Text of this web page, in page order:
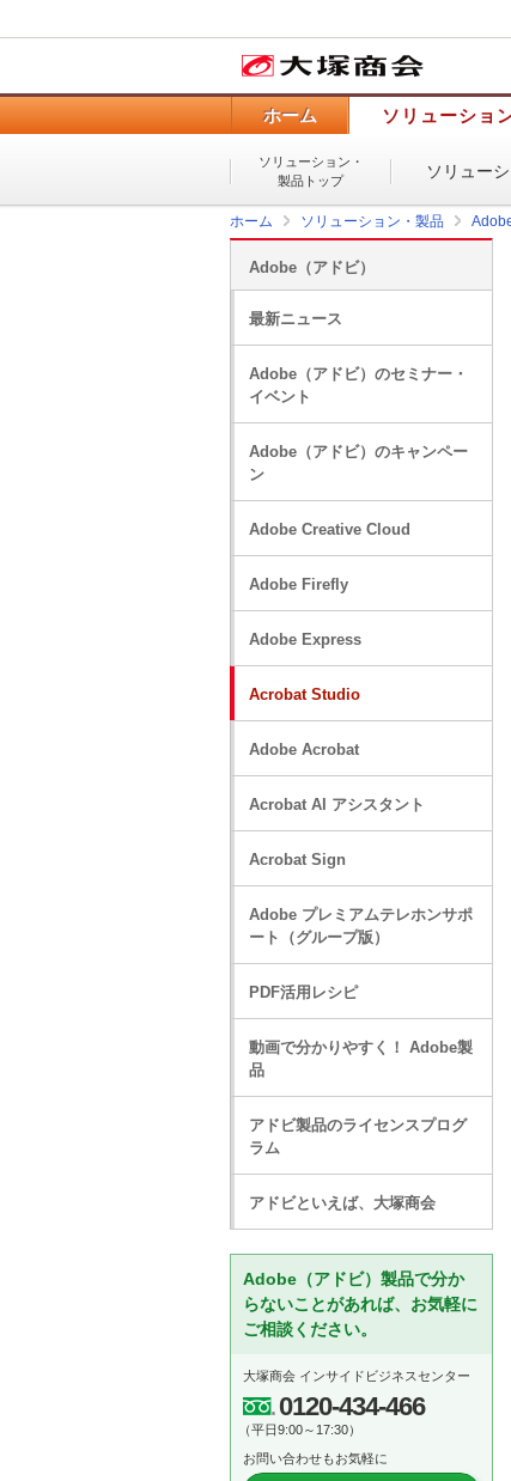
ホーム ソリューショ
ソリューション・
製品トップ
ソリューシ
ホーム ソリューション・製品
Adobe（アドビ）
最新ニュース
Adobe（アドビ）のセミナー・
イベント
Adobe（アドビ）のキャンペー
ン
Adobe Creative Cloud
Adobe Firefly
Adobe Express
Acrobat Studio
Adobe Acrobat
Acrobat AI アシスタント
Acrobat Sign
Adobe プレミアムテレホンサポ
ート（グループ版）
PDF活用レシピ
動画で分かりやすく！ Adobe製
品
アドビ製品のライセンスプログ
ラム
アドビといえば、大塚商会
Adobe（アドビ）製品で分か
らないことがあれば、お気軽に
ご相談ください。
大塚商会 インサイドビジネスセンター
0120-434-466
（平日9:00～17:30）
お問い合わせもお気軽に